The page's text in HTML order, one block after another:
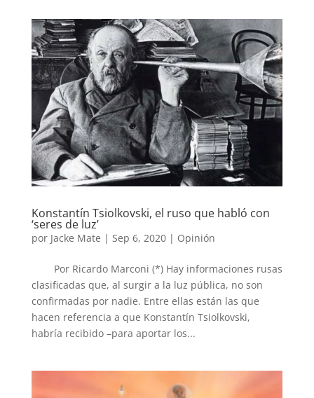
Konstantín Tsiolkovski, el ruso que habló con
‘seres de luz’
por Jacke Mate | Sep 6, 2020| Opinión
Por Ricardo Marconi (*) Hay informaciones rusas
clasificadas que, al surgir a la luz pública, no son
confirmadas por nadie. Entre ellas están las que
hacen referencia a que Konstantín Tsiolkovski,
habría recibido –para aportar los...